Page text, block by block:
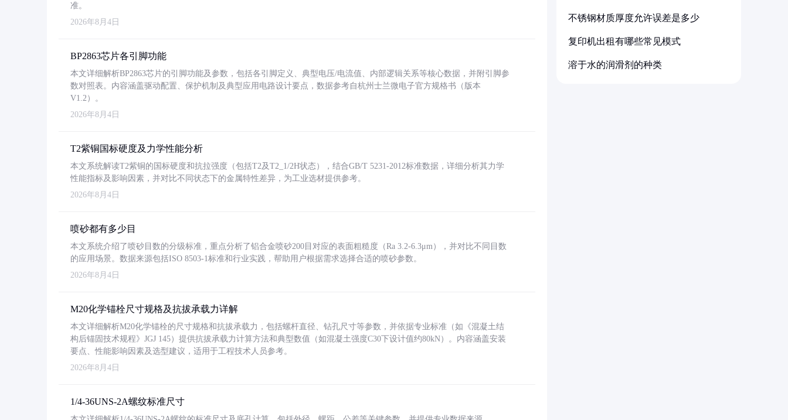
准。
2026年8月4日
BP2863芯片各引脚功能
本文详细解析BP2863芯片的引脚功能及参数，包括各引脚定义、典型电压/电流值、内部逻辑关系等核心数据，并附引脚参
数对照表。内容涵盖驱动配置、保护机制及典型应用电路设计要点，数据参考自杭州士兰微电子官方规格书（版本
V1.2）。
2026年8月4日
T2紫铜国标硬度及力学性能分析
本文系统解读T2紫铜的国标硬度和抗拉强度（包括T2及T2_1/2H状态），结合GB/T 5231-2012标准数据，详细分析其力学
性能指标及影响因素，并对比不同状态下的金属特性差异，为工业选材提供参考。
2026年8月4日
喷砂都有多少目
本文系统介绍了喷砂目数的分级标准，重点分析了铝合金喷砂200目对应的表面粗糙度（Ra 3.2-6.3μm），并对比不同目数
的应用场景。数据来源包括ISO 8503-1标准和行业实践，帮助用户根据需求选择合适的喷砂参数。
2026年8月4日
M20化学锚栓尺寸规格及抗拔承载力详解
本文详细解析M20化学锚栓的尺寸规格和抗拔承载力，包括螺杆直径、钻孔尺寸等参数，并依据专业标准（如《混凝土结
构后锚固技术规程》JGJ 145）提供抗拔承载力计算方法和典型数值（如混凝土强度C30下设计值约80kN）。内容涵盖安装
要点、性能影响因素及选型建议，适用于工程技术人员参考。
2026年8月4日
1/4-36UNS-2A螺纹标准尺寸
不锈钢材质厚度允许误差是多少
复印机出租有哪些常见模式
溶于水的润滑剂的种类